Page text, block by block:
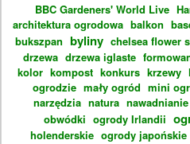
BBC Gardeners' World Live
architektura ogrodowa balkon
bukszpan byliny chelsea flower
drzewa drzewa iglaste
kolor kompost konkurs krzewy
ogrodzie mały ogród mini
narzędzia natura nawadnianie
obwódki ogrody Irlandii
holenderskie ogrody japońskie